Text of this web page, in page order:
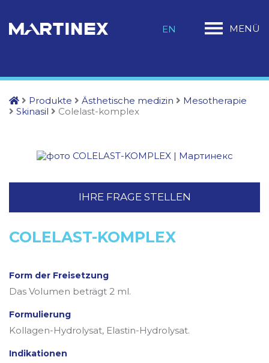
EN MENÜ
Produkte Ästhetische medizin
Mesotherapie
Skinasil
Colelast-komplex
IHRE FRAGE STELLEN
COLELAST-KOMPLEX
Form der Freisetzung
Das Volumen beträgt 2 ml.
Formulierung
Kollagen-Hydrolysat, Elastin-Hydrolysat.
Indikationen